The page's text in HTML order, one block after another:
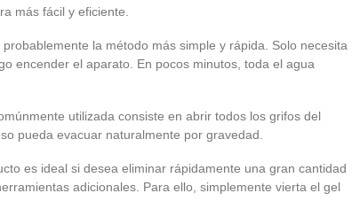
más fácil y eficiente.
probablemente la método más simple y rápida. Solo necesita
encender el aparato. En pocos minutos, toda el agua
utilizada consiste en abrir todos los grifos del
pueda evacuar naturalmente por gravedad.
es ideal si desea eliminar rápidamente una gran cantidad
adicionales. Para ello, simplemente vierta el gel